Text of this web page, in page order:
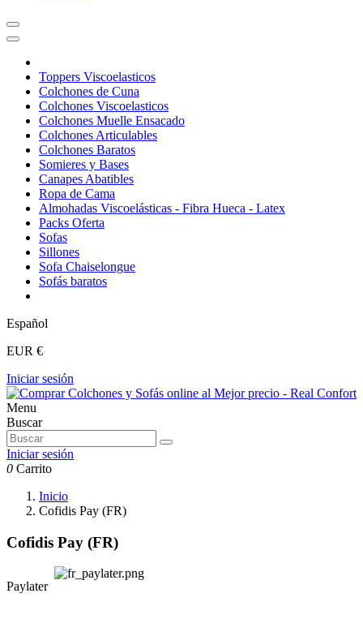
Toppers Viscoelasticos
Colchones de Cuna
Colchones Viscoelasticos
Colchones Muelle Ensacado
Colchones Articulables
Colchones Baratos
Somieres y Bases
Canapes Abatibles
Ropa de Cama
Almohadas Viscoelásticas - Fibra Hueca - Latex
Packs Oferta
Sofas
Sillones
Sofa Chaiselongue
Sofás baratos
Español
EUR €
Iniciar sesión
Menu
Buscar
Iniciar sesión
0 Carrito
Inicio
Cofidis Pay (FR)
Cofidis Pay (FR)
Paylater